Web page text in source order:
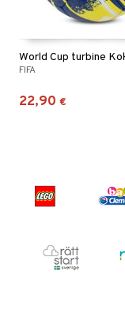
FIFA
22,90 €